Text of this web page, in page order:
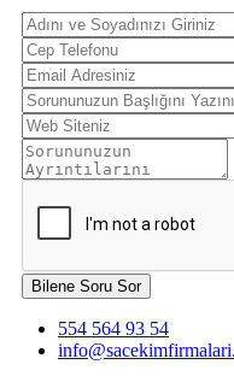
Bilene Soru Sor
554 564 93 54